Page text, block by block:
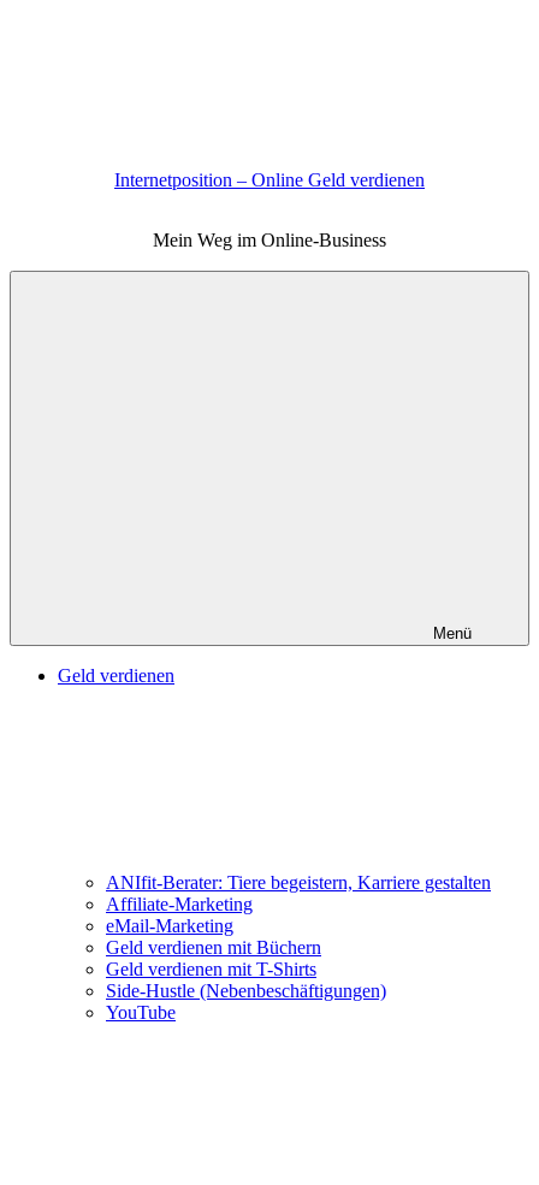
Internetposition – Online Geld verdienen
Mein Weg im Online-Business
Menü
Geld verdienen
ANIfit-Berater: Tiere begeistern, Karriere gestalten
Affiliate-Marketing
eMail-Marketing
Geld verdienen mit Büchern
Geld verdienen mit T-Shirts
Side-Hustle (Nebenbeschäftigungen)
YouTube